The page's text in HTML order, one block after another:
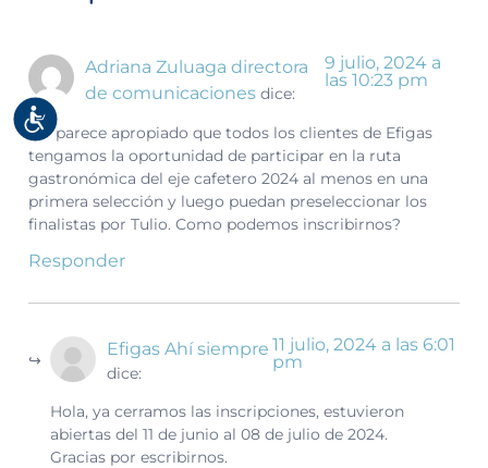
Accesibilidad
Adriana Zuluaga directora
de comunicaciones dice:
9 julio, 2024 a
las 10:23 pm
Me parece apropiado que todos los clientes de Efigas
tengamos la oportunidad de participar en la ruta
gastronómica del eje cafetero 2024 al menos en una
primera selección y luego puedan preseleccionar los
finalistas por Tulio. Como podemos inscribirnos?
Responder
Efigas Ahí siempre
dice:
11 julio, 2024 a las 6:01
pm
Hola, ya cerramos las inscripciones, estuvieron
abiertas del 11 de junio al 08 de julio de 2024.
Gracias por escribirnos.